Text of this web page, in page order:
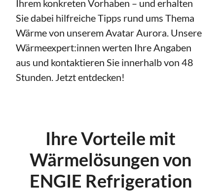
Ihrem konkreten Vorhaben – und erhalten
Sie dabei hilfreiche Tipps rund ums Thema
Wärme von unserem Avatar Aurora. Unsere
Wärmeexpert:innen werten Ihre Angaben
aus und kontaktieren Sie innerhalb von 48
Stunden. Jetzt entdecken!
Ihre Vorteile mit
Wärmelösungen von
ENGIE Refrigeration